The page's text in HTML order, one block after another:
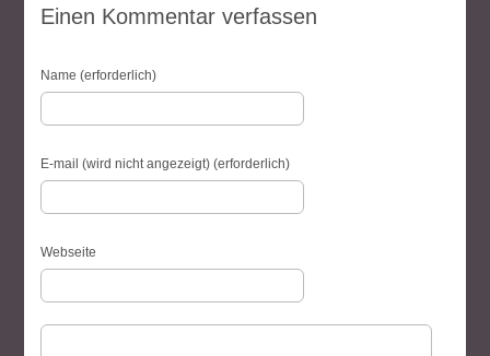
Einen Kommentar verfassen
Name (erforderlich)
E-mail (wird nicht angezeigt) (erforderlich)
Webseite